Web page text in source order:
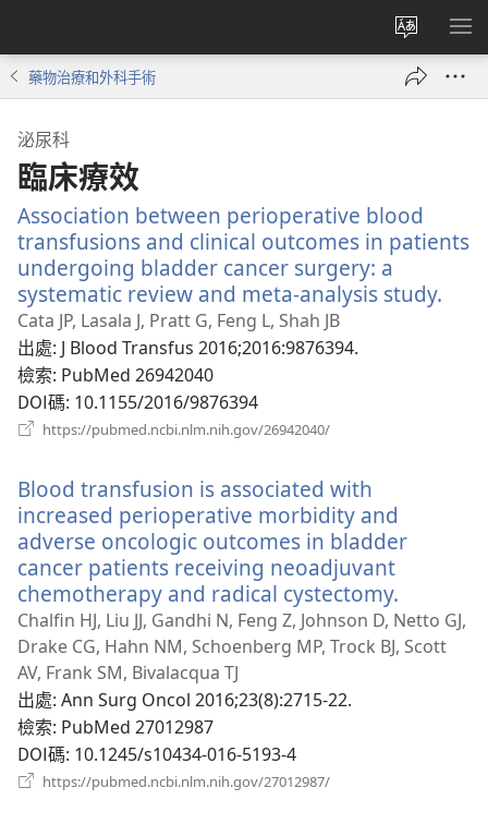
更
改
網
顯
藥物治療和外科手術
泌尿科
臨床療效
Association between perioperative blood
transfusions and clinical outcomes in patients
undergoing bladder cancer surgery: a
systematic review and meta-analysis study.
Cata JP, Lasala J, Pratt G, Feng L, Shah JB
出處‎: J Blood Transfus 2016;2016:9876394.
檢索‎: PubMed 26942040
DOI碼‎: 10.1155/2016/9876394
https://pubmed.ncbi.nlm.nih.gov/26942040/
視
窗）
Blood transfusion is associated with
increased perioperative morbidity and
adverse oncologic outcomes in bladder
cancer patients receiving neoadjuvant
chemotherapy and radical cystectomy.
啟
新
Chalfin HJ, Liu JJ, Gandhi N, Feng Z, Johnson D, Netto GJ,
Drake CG, Hahn NM, Schoenberg MP, Trock BJ, Scott
AV, Frank SM, Bivalacqua TJ
出處‎: Ann Surg Oncol 2016;23(8):2715-22.
檢索‎: PubMed 27012987
DOI碼‎: 10.1245/s10434-016-5193-4
https://pubmed.ncbi.nlm.nih.gov/27012987/